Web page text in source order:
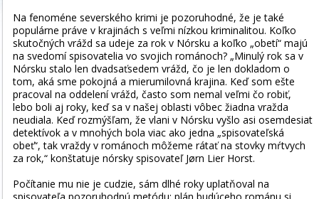
Na fenoméne severského krimi je pozoruhodné, že je také
populárne práve v krajinách s veľmi nízkou kriminalitou. Koľko
skutočných vrážd sa udeje za rok v Nórsku a koľko „obetí“ majú
na svedomí spisovatelia vo svojich románoch? „Minulý rok sa v
Nórsku stalo len dvadsaťsedem vrážd, čo je len dokladom o
tom, aká sme pokojná a mierumilovná krajina. Keď som ešte
pracoval na oddelení vrážd, často som nemal veľmi čo robiť,
lebo boli aj roky, keď sa v našej oblasti vôbec žiadna vražda
neudiala. Keď rozmýšľam, že vlani v Nórsku vyšlo asi osemdesiat
detektívok a v mnohých bola viac ako jedna „spisovateľská
obeť“, tak vraždy v románoch môžeme rátať na stovky mŕtvych
za rok,“ konštatuje nórsky spisovateľ Jørn Lier Horst.
Počítanie mu nie je cudzie, sám dlhé roky uplatňoval na